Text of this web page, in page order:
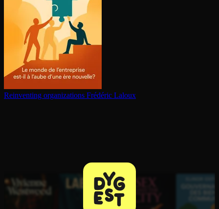
Reinventing or­ga­ni­za­tions Frédéric Laloux